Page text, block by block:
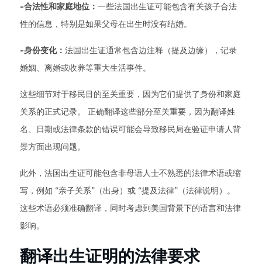
-合法性和家庭地位： 一些法国出生证可能包含有关孩子合法
性的信息，特别是如果父母在出生时没有结婚。
-身份变化： 法国出生证通常包含边注释（提及边缘），记录
婚姻、离婚或收养等重大生活事件。
这些细节对于移民目的至关重要，因为它们提供了身份和家庭
关系的正式记录。 正确翻译这些部分至关重要，因为翻译姓
名、日期或法律条款的错误可能会导致移民局在验证申请人背
景方面出现问题。
此外，法国出生证可能包含非母语人士不熟悉的法律术语或缩
写，例如 “亲子关系”（出身）或 “提及法律”（法律说明）。
这些术语必须准确翻译，同时考虑到美国背景下的语言和法律
影响。
翻译出生证明的法律要求